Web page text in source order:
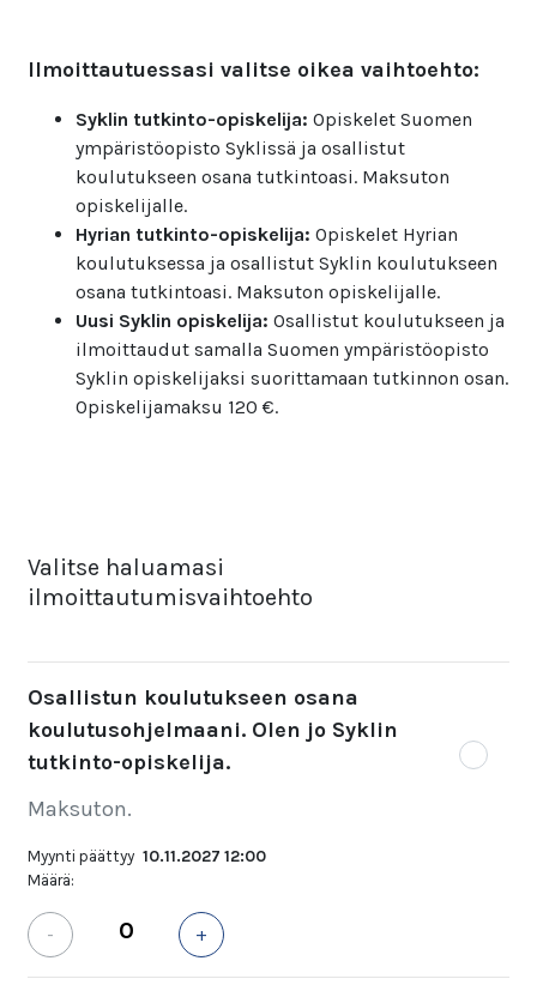
Ilmoittautuessasi valitse oikea vaihtoehto:
Syklin tutkinto-opiskelija: Opiskelet Suomen
ympäristöopisto Syklissä ja osallistut
koulutukseen osana tutkintoasi. Maksuton
opiskelijalle.
Hyrian tutkinto-opiskelija: Opiskelet Hyrian
koulutuksessa ja osallistut Syklin koulutukseen
osana tutkintoasi. Maksuton opiskelijalle.
Uusi Syklin opiskelija: Osallistut koulutukseen ja
ilmoittaudut samalla Suomen ympäristöopisto
Syklin opiskelijaksi suorittamaan tutkinnon osan.
Opiskelijamaksu 120 €.
Valitse haluamasi
ilmoittautumisvaihtoehto
Osallistun koulutukseen osana
koulutusohjelmaani. Olen jo Syklin
tutkinto-opiskelija.
Maksuton.
Myynti päättyy 10.11.2027 12:00
Määrä:
- +